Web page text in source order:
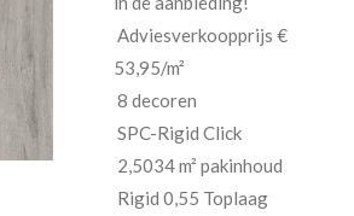
Adviesverkoopprijs €
53,95/m²
8 decoren
SPC-Rigid Click
2,5034 m² pakinhoud
Rigid 0,55 Toplaag